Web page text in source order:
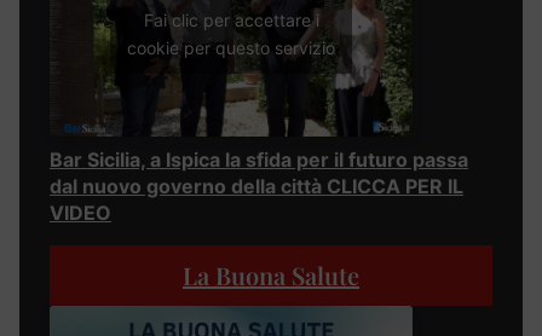
Fai clic per accettare i
cookie per questo servizio
Bar Sicilia, a Ispica la sfida per il futuro passa
dal nuovo governo della città CLICCA PER IL
VIDEO
La Buona Salute